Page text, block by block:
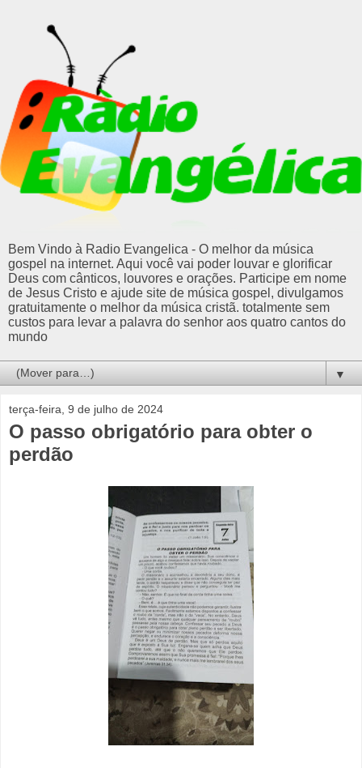
Bem Vindo à Radio Evangelica - O melhor da música
gospel na internet. Aqui você vai poder louvar e glorificar
Deus com cânticos, louvores e orações. Participe em nome
de Jesus Cristo e ajude site de música gospel, divulgamos
gratuitamente o melhor da música cristã. totalmente sem
custos para levar a palavra do senhor aos quatro cantos do
mundo
▼
terça-feira, 9 de julho de 2024
O passo obrigatório para obter o
perdão